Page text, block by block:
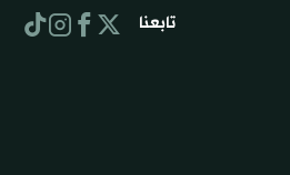
تابعنا